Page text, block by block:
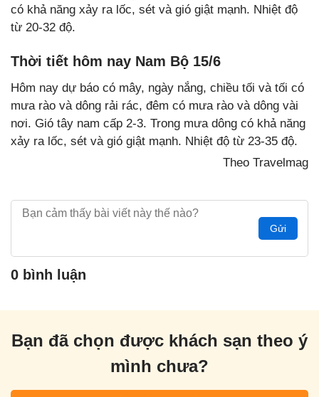
có khả năng xảy ra lốc, sét và gió giật mạnh. Nhiệt độ
từ 20-32 độ.
Thời tiết hôm nay Nam Bộ 15/6
Hôm nay dự báo có mây, ngày nắng, chiều tối và tối có
mưa rào và dông rải rác, đêm có mưa rào và dông vài
nơi. Gió tây nam cấp 2-3. Trong mưa dông có khả năng
xảy ra lốc, sét và gió giật mạnh. Nhiệt độ từ 23-35 độ.
Theo Travelmag
Gửi
0 bình luận
Bạn đã chọn được khách sạn theo ý
mình chưa?